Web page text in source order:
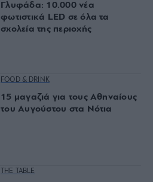
Γλυφάδα: 10.000 νέα
φωτιστικά LED σε όλα τα
σχολεία της περιοχής
FOOD & DRINK
15 μαγαζιά για τους Αθηναίους
του Αυγούστου στα Νότια
THE TABLE